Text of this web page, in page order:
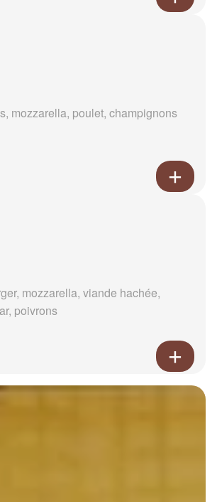
mozzarella, poulet, champignons
mozzarella, viande hachée,
poivrons